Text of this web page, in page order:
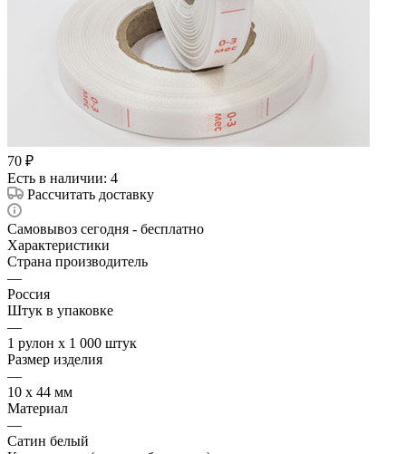
70 ₽
Есть в наличии: 4
Рассчитать доставку
Самовывоз сегодня - бесплатно
Характеристики
Страна производитель
—
Россия
Штук в упаковке
—
1 рулон х 1 000 штук
Размер изделия
—
10 х 44 мм
Материал
—
Сатин белый